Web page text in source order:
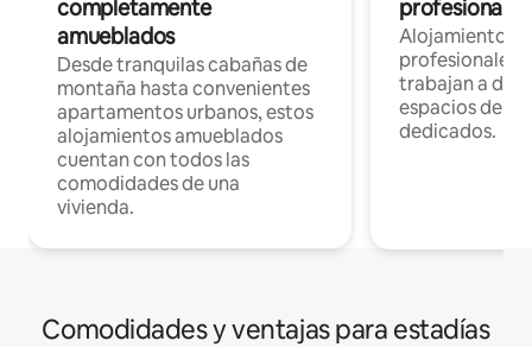
completamente
amueblados
Desde tranquilas cabañas de
montaña hasta convenientes
apartamentos urbanos, estos
alojamientos amueblados
cuentan con todos las
comodidades de una
vivienda.
Alojamientos
profesionales
trabajan a
espacios de
dedicados.
Comodidades y ventajas para estadías